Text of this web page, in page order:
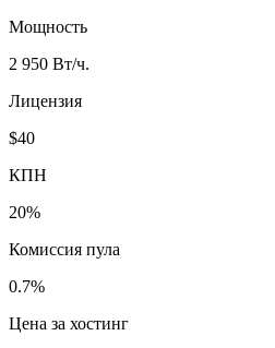
Мощность
2 950 Вт/ч.
Лицензия
$40
КПН
20%
Комиссия пула
0.7%
Цена за хостинг